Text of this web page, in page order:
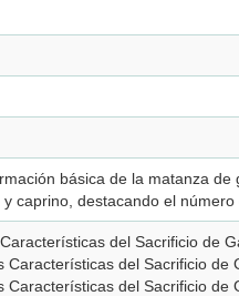
básica de la matanza
y caprino, destacando el
del Sacrificio de
Características del Sacrificio
Características del Sacrificio